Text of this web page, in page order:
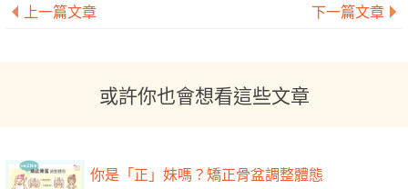
上一篇文章 下一篇文章
或許你也會想看這些文章
你是「正」妹嗎？矯正骨盆調整體態